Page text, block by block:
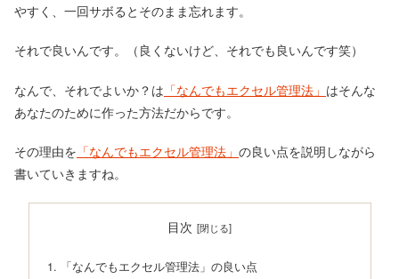
やすく、一回サボるとそのまま忘れます。
それで良いんです。（良くないけど、それでも良いんです笑）
なんで、それでよいか？は 「なんでもエクセル管理法」 はそんな
あなたのために作った方法だからです。
その理由を 「なんでもエクセル管理法」 の良い点を説明しながら
書いていきますね。
目次
「なんでもエクセル管理法」の良い点